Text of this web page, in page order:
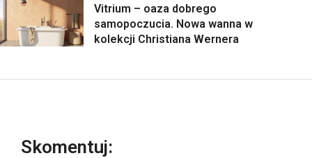
Vitrium – oaza dobrego
samopoczucia. Nowa wanna w
kolekcji Christiana Wernera
Skomentuj: